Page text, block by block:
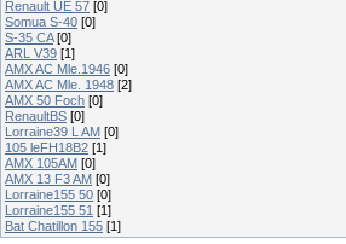
Renault UE 57 [0]
Somua S-40 [0]
S-35 CA [0]
ARL V39 [1]
AMX AC Mle.1946 [0]
AMX AC Mle. 1948 [2]
AMX 50 Foch [0]
RenaultBS [0]
Lorraine39 L AM [0]
105 leFH18B2 [1]
AMX 105AM [0]
AMX 13 F3 AM [0]
Lorraine155 50 [0]
Lorraine155 51 [1]
Bat Chatillon 155 [1]